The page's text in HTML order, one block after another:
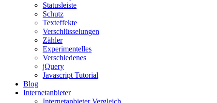
Statusleiste
Schutz
Texteffekte
Verschlüsselungen
Zähler
Experimentelles
Verschiedenes
jQuery
Javascript Tutorial
Blog
Internetanbieter
Internetanbieter Vergleich